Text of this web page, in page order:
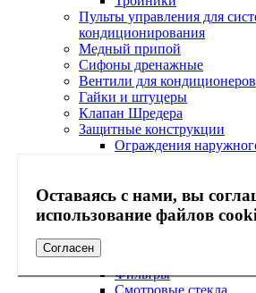
Оставаясь с нами, вы
использование файлов
Согласен
Пульты управления для
кондиционирования
Медный припой
Сифоны дренажные
Вентили для кондиционеров
Гайки и штуцеры
Клапан Шредера
Защитные конструкции
Ограждения
Согласователи работы
Электрические вилки
Экраны
Сервисное обслуживание
Холодильная арматура Ридан
Фильтры